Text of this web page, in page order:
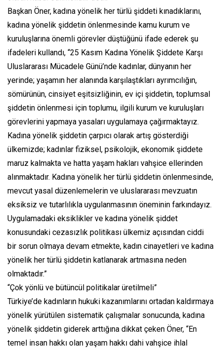
Başkan Öner, kadına yönelik her türlü şiddeti kınadıklarını,
kadına yönelik şiddetin önlenmesinde kamu kurum ve
kuruluşlarına önemli görevler düştüğünü ifade ederek şu
ifadeleri kullandı, “25 Kasım Kadına Yönelik Şiddete Karşı
Uluslararası Mücadele Günü’nde kadınlar, dünyanın her
yerinde; yaşamın her alanında karşılaştıkları ayrımcılığın,
sömürünün, cinsiyet eşitsizliğinin, ev içi şiddetin, toplumsal
şiddetin önlenmesi için toplumu, ilgili kurum ve kuruluşları
görevlerini yapmaya yasaları uygulamaya çağırmaktayız.
Kadına yönelik şiddetin çarpıcı olarak artış gösterdiği
ülkemizde; kadınlar fiziksel, psikolojik, ekonomik şiddete
maruz kalmakta ve hatta yaşam hakları vahşice ellerinden
alınmaktadır. Kadına yönelik her türlü şiddetin önlenmesinde,
mevcut yasal düzenlemelerin ve uluslararası mevzuatın
eksiksiz ve tutarlılıkla uygulanmasının öneminin farkındayız.
Uygulamadaki eksiklikler ve kadına yönelik şiddet
konusundaki cezasızlık politikası ülkemiz açısından ciddi
bir sorun olmaya devam etmekte, kadın cinayetleri ve kadına
yönelik her türlü şiddetin katlanarak artmasına neden
olmaktadır.”
“Çok yönlü ve bütüncül politikalar üretilmeli”
Türkiye’de kadınların hukuki kazanımlarını ortadan kaldırmaya
yönelik yürütülen sistematik çalışmalar sonucunda, kadına
yönelik şiddetin giderek arttığına dikkat çeken Öner, “En
temel insan hakkı olan yaşam hakkı dahi vahşice ihlal